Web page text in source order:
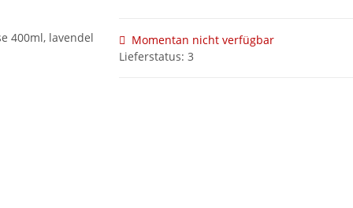
Momentan nicht verfügbar
Lieferstatus: 3